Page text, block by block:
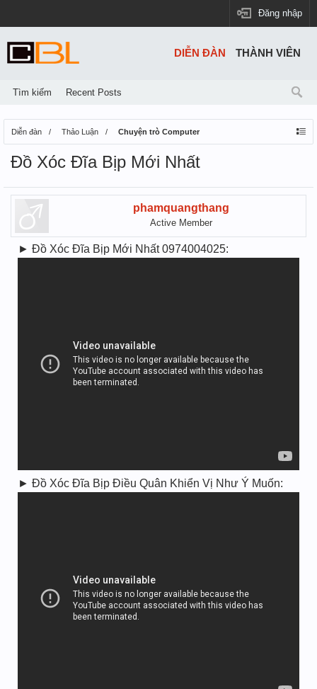
Đăng nhập
Diễn đàn Thảo Luận Chuyện trò Computer
Đồ Xóc Đĩa Bịp Mới Nhất
phamquangthang
Active Member
► Đồ Xóc Đĩa Bịp Mới Nhất 0974004025:
► Đồ Xóc Đĩa Bịp Điều Quân Khiển Vị Như Ý Muốn:
DIỄN ĐÀN
Tìm kiếm Recent Posts
THÀNH VIÊN